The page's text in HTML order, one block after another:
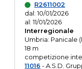
R2611002
dal: 10/01/2026
al: 11/01/2026
Interregionale
Umbria: Panicale
18 m
competizione
11016 - A.S.D.